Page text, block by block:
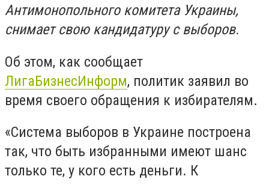
Антимонопольного комитета Украины,
снимает свою кандидатуру с выборов.
Об этом, как сообщает
ЛигаБизнесИнформ, политик заявил во
время своего обращения к избирателям.
«Система выборов в Украине построена
так, что быть избранными имеют шанс
только те, у кого есть деньги. К